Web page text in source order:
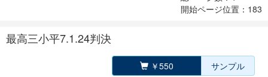
開始ページ位置：183
最高三小平7.1.24判決
￥550 サンプル